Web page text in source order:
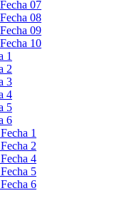
07
08
09
10
1
2
3
4
5
6
1
2
4
5
6